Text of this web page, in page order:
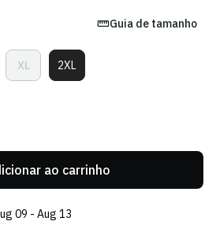
Guia de tamanho
XL
Variante
Esgotada
2XLVariante
Esgotada
ao carrinho
09 - Aug 13